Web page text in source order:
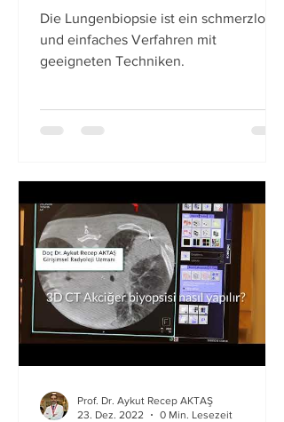
Die Lungenbiopsie ist ein schmerzloses
und einfaches Verfahren mit
geeigneten Techniken.
Prof. Dr. Aykut Recep AKTAŞ
23. Dez. 2022
0 Min. Lesezeit